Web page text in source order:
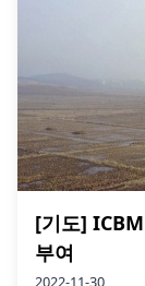
[기도]
부여
2022-11-30